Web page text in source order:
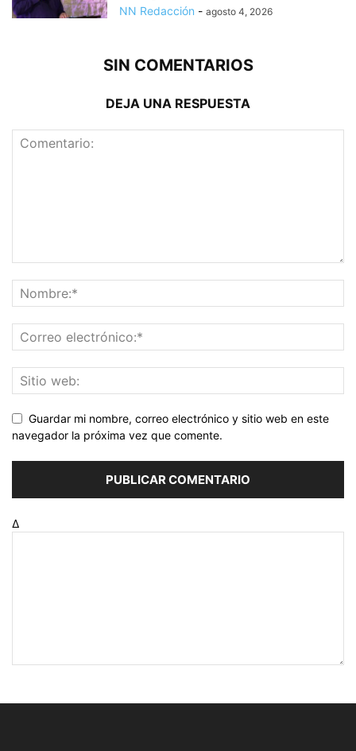
NN Redacción - agosto 4, 2026
SIN COMENTARIOS
DEJA UNA RESPUESTA
Guardar mi nombre, correo electrónico y sitio web en este
navegador la próxima vez que comente.
Δ